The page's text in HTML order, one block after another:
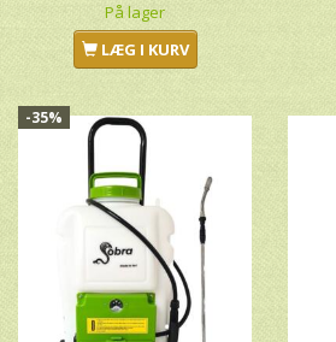
På lager
LÆG I KURV
-35%